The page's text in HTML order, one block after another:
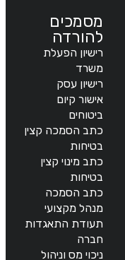
מסמכים
להורדה
רישיון הפעלת
משרד
רישיון עסק
אישור קיום
ביטוחים
כתב הסמכה קצין
בטיחות
כתב מינוי קצין
בטיחות
כתב הסמכה
מנהל מקצועי
תעודת התאגדות
חברה
ניכוי מס וניהול